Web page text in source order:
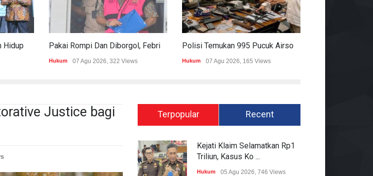
Hukum 07 Agu 2026, 322 Views Hukum 07 Agu 2026, 165 Views
Justice bagi
Terpopular Recent
Kejati Klaim Selamatkan Rp1
Triliun, Kasus Ko ...
Hukum 05 Agu 2026, 746 Views